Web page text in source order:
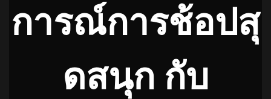
การณ์การช้อปสุ
ดสนุก กับ